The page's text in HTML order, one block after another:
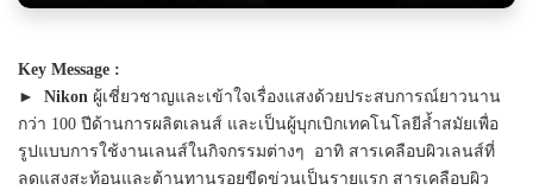
Key Message :
► Nikon ผู้เชี่ยวชาญและเข้าใจเรื่องแสงด้วยประสบการณ์ยาวนาน
กว่า 100 ปีด้านการผลิตเลนส์ และเป็นผู้บุกเบิกเทคโนโลยีล้ำสมัยเพื่อ
รูปแบบการใช้งานเลนส์ในกิจกรรมต่างๆ อาทิ สารเคลือบผิวเลนส์ที่
ลดแสงสะท้อนและต้านทานรอยขีดข่วนเป็นรายแรก สารเคลือบผิว